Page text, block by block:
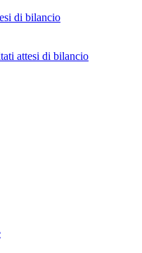
di bilancio
attesi di bilancio